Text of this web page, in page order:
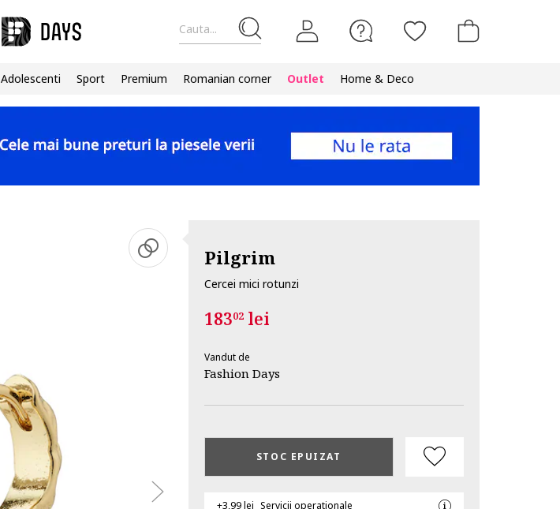
Cauta...
Adolescenti Sport Premium Romanian corner Outlet Home & Deco
Pilgrim
Cercei mici rotunzi
18302lei
Vandut de
Fashion Days
STOC EPUIZAT
+3,99 lei Servicii operationale